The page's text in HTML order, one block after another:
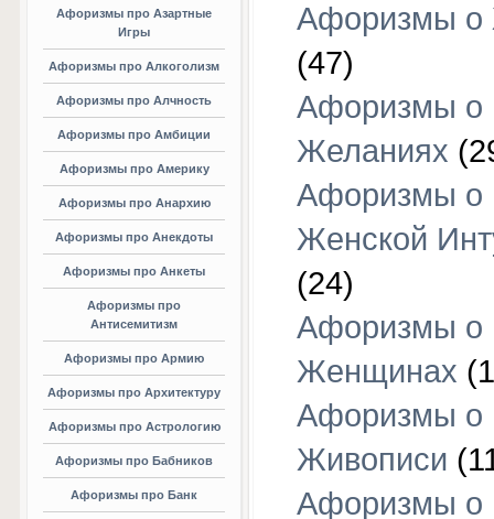
Афоризмы про Азартные
Игры
Афоризмы про Алкоголизм
Афоризмы про Алчность
Афоризмы про Амбиции
Афоризмы про Америку
Афоризмы про Анархию
Афоризмы про Анекдоты
Афоризмы про Анкеты
Афоризмы про
Антисемитизм
Афоризмы про Армию
Афоризмы про Архитектуру
Афоризмы про Астрологию
Афоризмы про Бабников
Афоризмы про Банк
Афоризмы
(47)
Афоризмы о
Желаниях
Афоризмы о
Женской
(24)
Афоризмы о
Женщинах
Афоризмы о
Живописи
Афоризмы о